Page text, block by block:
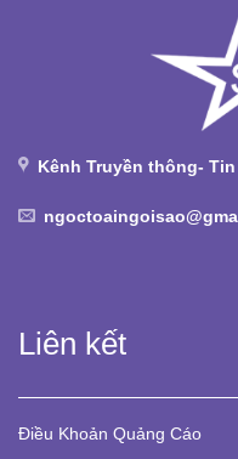
Kênh Truyền thông-
Liên kết
Điều Khoản Quảng Cáo